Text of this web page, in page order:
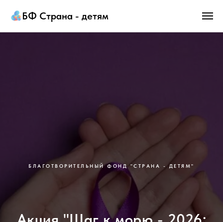
БФ Страна - детям
БЛАГОТВОРИТЕЛЬНЫЙ ФОНД "СТРАНА - ДЕТЯМ"